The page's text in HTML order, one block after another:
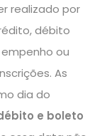
realizado por
débito
ou
As
dia do
e boleto